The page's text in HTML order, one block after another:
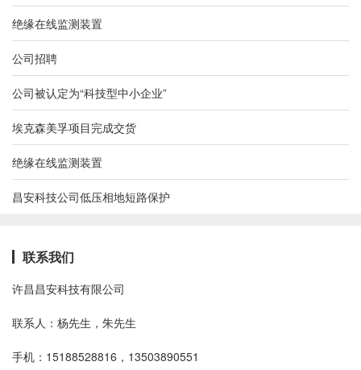
绝缘在线监测装置
公司招聘
公司被认定为“科技型中小企业”
埃克森美孚项目完成交货
绝缘在线监测装置
昌安科技公司低压相地短路保护
联系我们
许昌昌安科技有限公司
联系人：杨先生，朱先生
手机：15188528816，13503890551